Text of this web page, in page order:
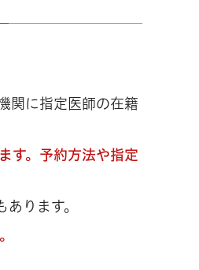
関に指定医師の在籍
す。予約方法や指定
ります。